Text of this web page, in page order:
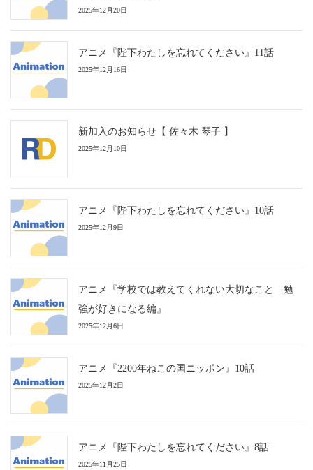
2025年12月20日
アニメ『陛下わたしを忘れてください』11話
2025年12月16日
新加入のお知らせ【 佐々木 琴子 】
2025年12月10日
アニメ『陛下わたしを忘れてください』10話
2025年12月9日
アニメ『学校では教えてくれない大切なこと 勉
強が好きになる編』
2025年12月6日
アニメ『2200年ねこの国ニッポン』10話
2025年12月2日
アニメ『陛下わたしを忘れてください』8話
2025年11月25日